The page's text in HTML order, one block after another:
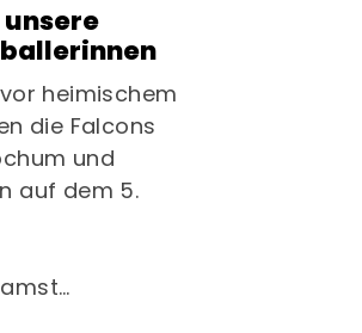
heimischem
die Falcons
und
auf dem 5.